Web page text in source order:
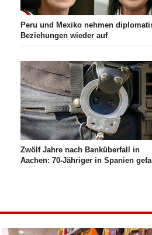
Peru und Mexiko nehmen
Beziehungen wieder auf
Zwölf Jahre nach Banküberfall in
Aachen: 70-Jähriger in Spanien